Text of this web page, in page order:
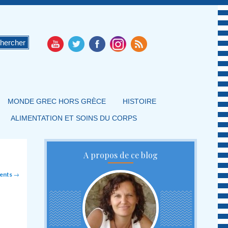
MONDE GREC HORS GRÈCE HISTOIRE
ALIMENTATION ET SOINS DU CORPS
→
A propos de ce blog